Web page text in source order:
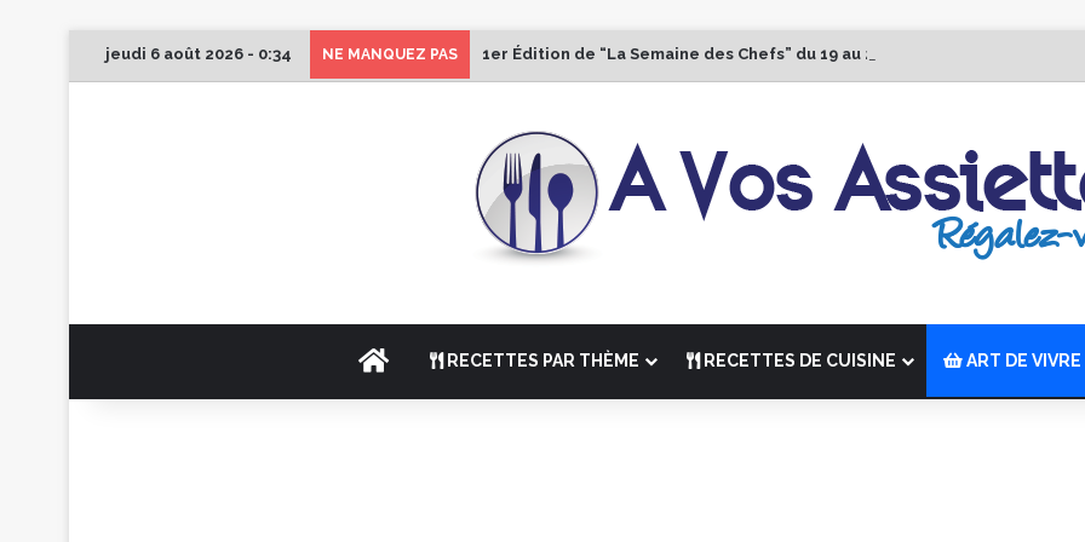
jeudi 6 août 2026 - 0:34 NE MANQUEZ PAS 1er Édition de “La Semaine des Chefs” du 19 au 24 octobre 2026
ACCUEILRECETTES PAR THÈME RECETTES DE CUISINE ART DE VIVRE